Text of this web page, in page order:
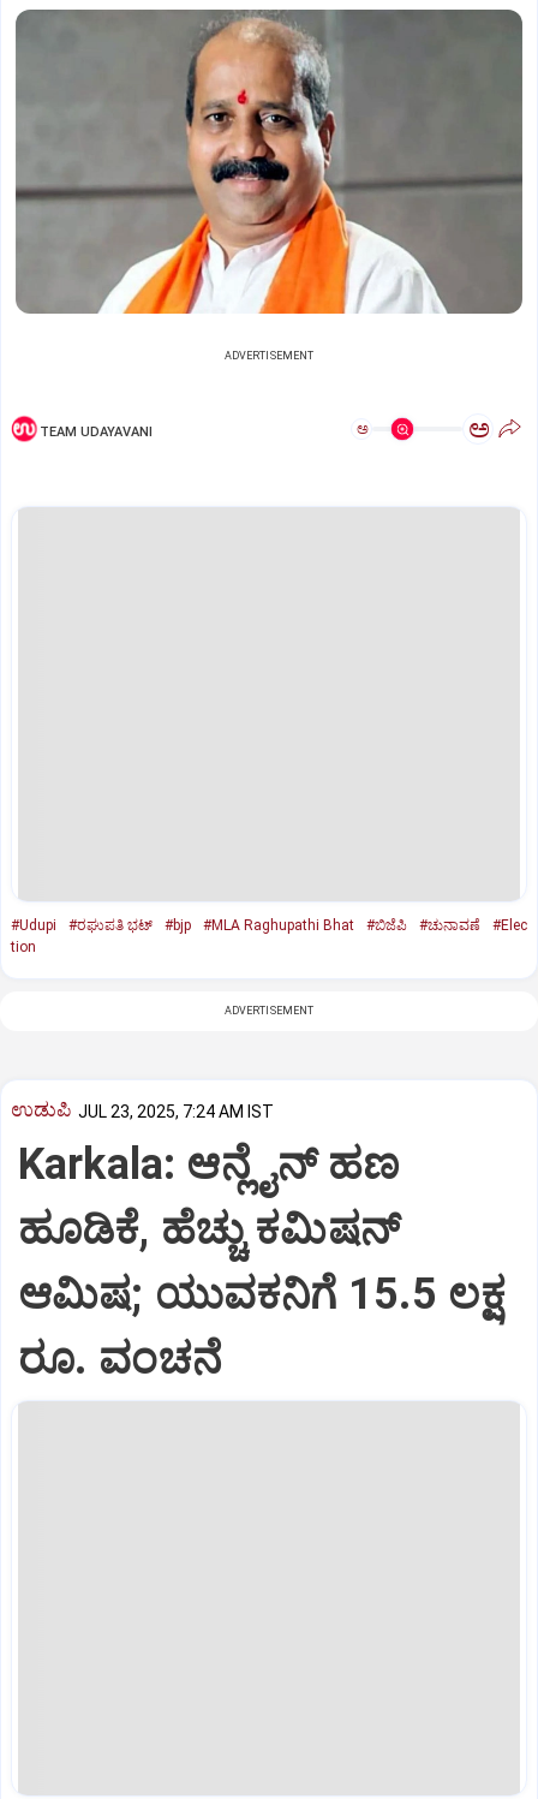
ADVERTISEMENT
TEAM UDAYAVANI ಅ ಅ
#Udupi #ರಘುಪತಿ ಭಟ್‌ #bjp #MLA Raghupathi Bhat #ಬಿಜೆಪಿ #ಚುನಾವಣೆ
#Elec
tion
ADVERTISEMENT
ಉಡುಪಿ JUL 23, 2025, 7:24 AM IST
Karkala: ಆನ್ಲೈನ್‌ ಹಣ
ಹೂಡಿಕೆ, ಹೆಚ್ಚು ಕಮಿಷನ್‌
ಆಮಿಷ; ಯುವಕನಿಗೆ 15.5 ಲಕ್ಷ
ರೂ. ವಂಚನೆ